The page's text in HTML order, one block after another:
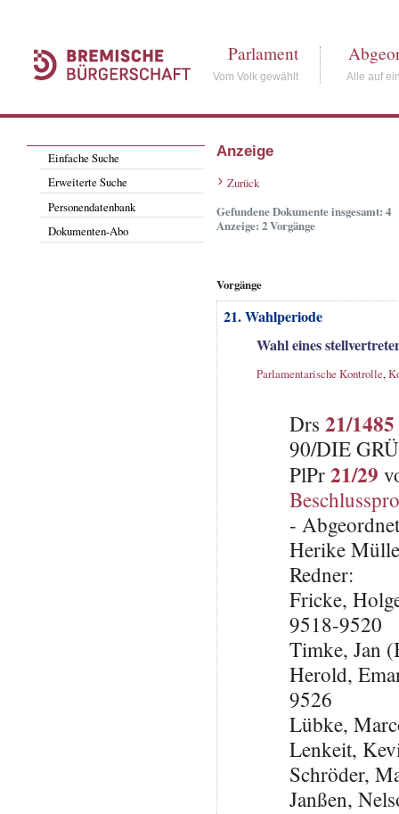
Parlament
Vom Volk gewählt Alle auf
Einfache Suche
Erweiterte Suche
Personendatenbank
Dokumenten-Abo
Anzeige
Zurück
Gefundene Dokumente insgesamt: 4
Anzeige: 2 Vorgänge
Vorgänge
21. Wahlperiode
Wahl eines
Parlamentarische Kontrolle,
Drs 21/1485
90/DIE
PlPr21/29
-
Herike
Redner:
Fricke,
9518-9520
Timke, Jan
Herold,
9526
Lübke,
Lenkeit,
Schröder,
Janßen,